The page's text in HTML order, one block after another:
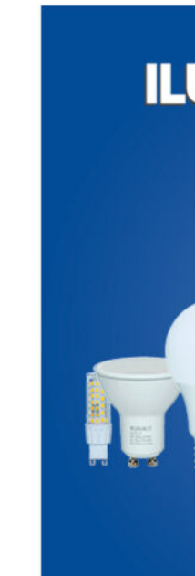
Buscar
Productos y servicios
Promos Bancarias